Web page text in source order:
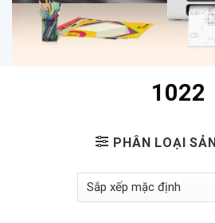
1022
PHÂN LOẠI